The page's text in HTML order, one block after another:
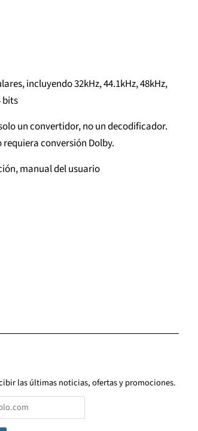
incluyendo 32kHz, 44.1kHz, 48kHz,
bits
un convertidor, no un decodificador.
conversión Dolby.
manual del usuario
las últimas noticias, ofertas y promociones.